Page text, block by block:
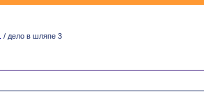
/ дело в шляпе 3